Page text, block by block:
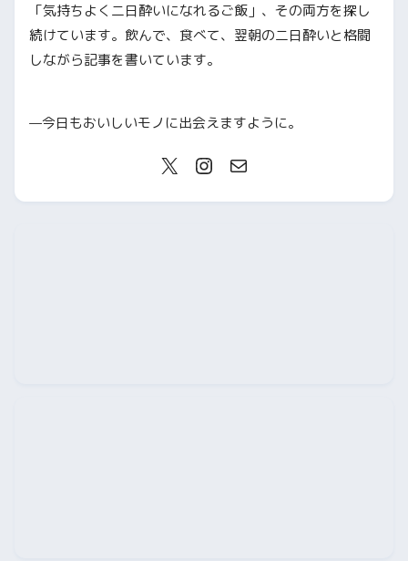
「気持ちよく二日酔いになれるご飯」、その両方を探し
続けています。飲んで、食べて、翌朝の二日酔いと格闘
しながら記事を書いています。
—今日もおいしいモノに出会えますように。